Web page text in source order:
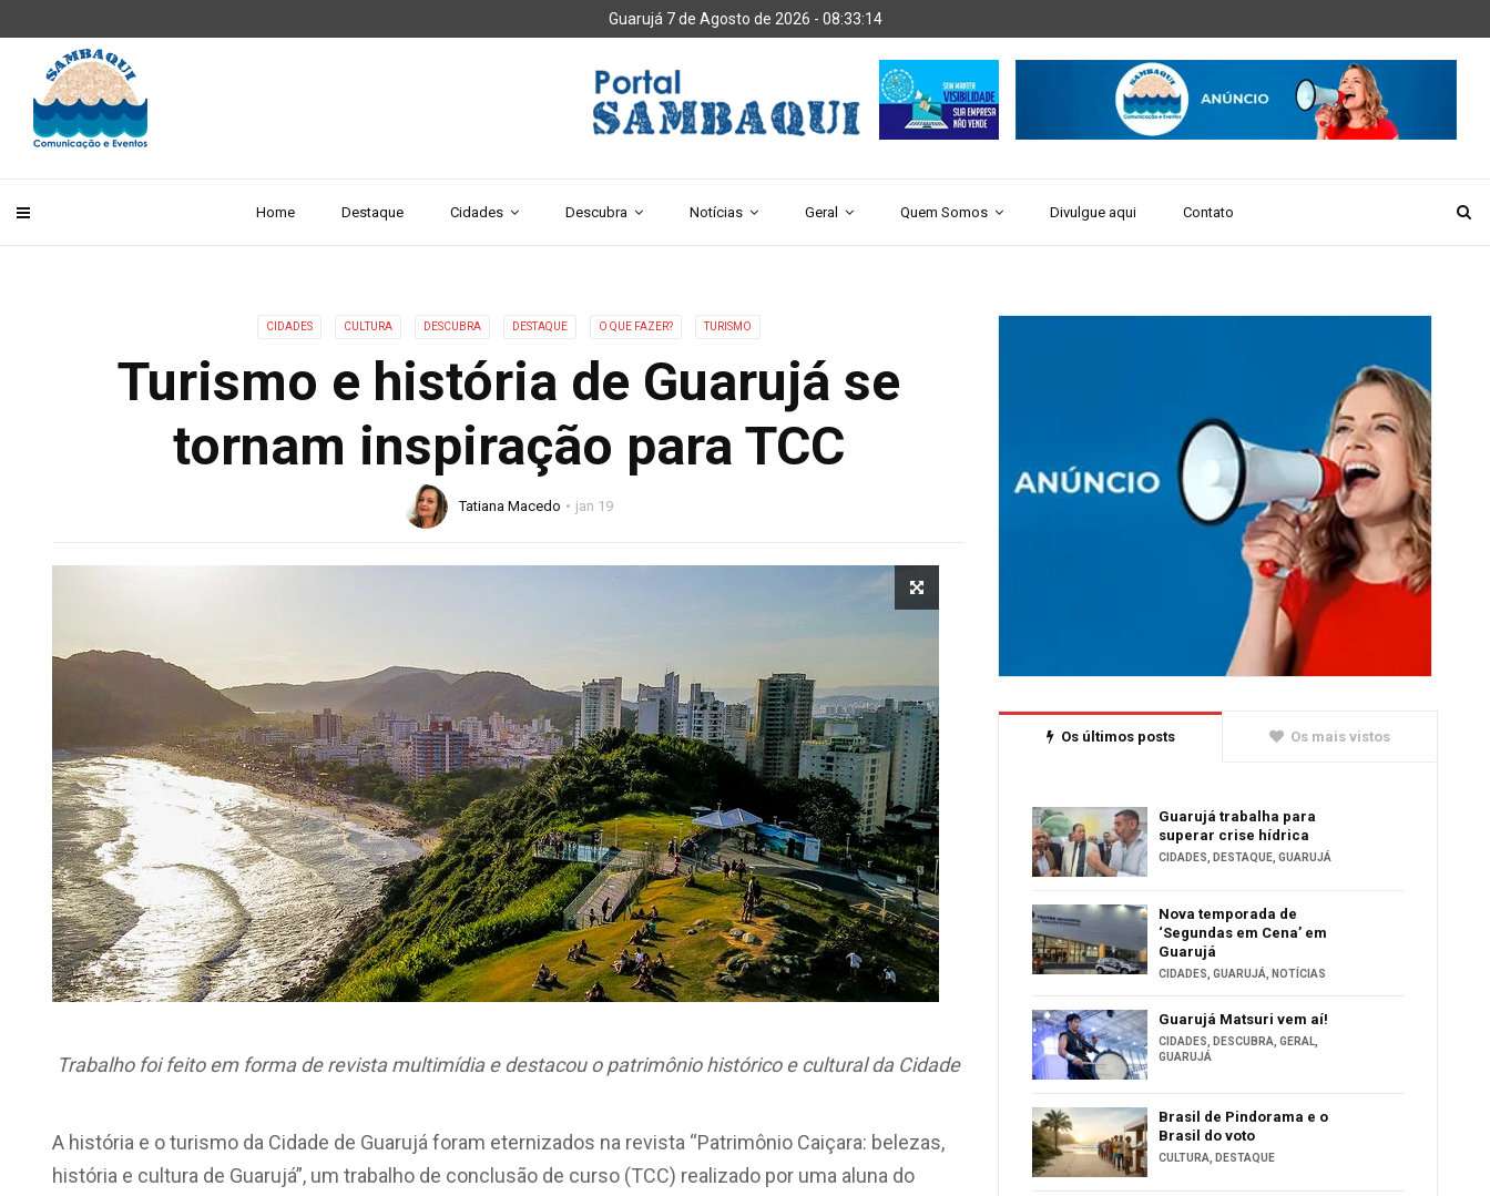
Guarujá 7 de Agosto de 2026 - 08:33:15
Home Destaque Cidades Descubra Notícias Geral Quem Somos Divulgue aqui Contato
CIDADES CULTURA DESCUBRA DESTAQUE O QUE FAZER? TURISMO
Turismo e história de Guarujá se
tornam inspiração para TCC
Tatiana Macedo jan 19
Trabalho foi feito em forma de revista multimídia e destacou o patrimônio histórico e cultural da Cidade
A história e o turismo da Cidade de Guarujá foram eternizados na revista “Patrimônio Caiçara: belezas,
história e cultura de Guarujá”, um trabalho de conclusão de curso (TCC) realizado por uma aluna do
Os últimos posts Os mais vistos
Guarujá trabalha para
superar crise hídrica
CIDADES, DESTAQUE,GUARUJÁ
Nova temporada de
‘Segundas em Cena’ em
Guarujá
CIDADES,GUARUJÁ, NOTÍCIAS
Guarujá Matsuri vem aí!
CIDADES, DESCUBRA,GERAL,
GUARUJÁ
Brasil de Pindorama e o
Brasil do voto
CULTURA, DESTAQUE